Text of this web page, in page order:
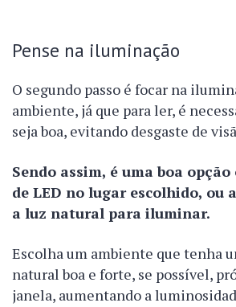
Pense na iluminação
O segundo passo é focar na
ambiente, já que para ler, é
seja boa, evitando desgaste de
Sendo assim, é uma boa
de LED no lugar escolhido, ou
a luz natural para iluminar.
Escolha um ambiente que tenha
natural boa e forte, se possível,
janela, aumentando a